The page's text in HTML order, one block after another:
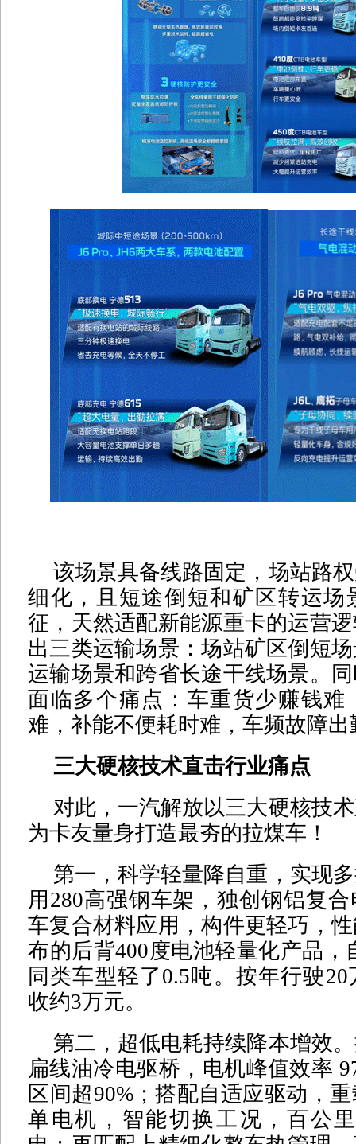
该场景具备线路固定，场站路
细化，且短途倒短和矿区转运场
征，天然适配新能源重卡的运营
出三类运输场景：场站矿区倒短
运输场景和跨省长途干线场景。
面临多个痛点：车重货少赚钱难
难，补能不便耗时难，车频故障出
三大硬核技术直击行业痛点
对此，一汽解放以三大硬核技
为卡友量身打造最夯的拉煤车！
第一，科学轻量降自重，实现
用280高强钢车架，独创钢铝复
车复合材料应用，构件更轻巧，
布的后背400度电池轻量化产品，
同类车型轻了0.5吨。按年行驶
收约3万元。
第二，超低电耗持续降本增效
扁线油冷电驱桥，电机峰值效率
区间超90%；搭配自适应驱动，
单电机，智能切换工况，百公